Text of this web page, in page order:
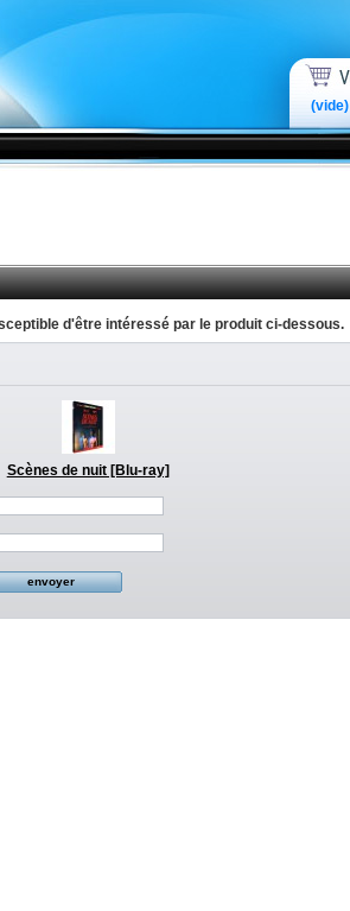
(vide)
d'être intéressé par le produit ci-dessous.
Scènes de nuit [Blu-ray]